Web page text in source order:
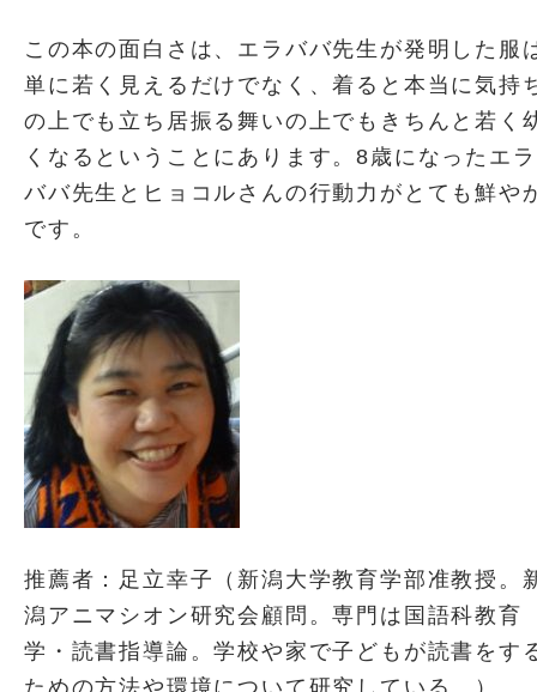
この本の面白さは、エラババ先生が発明した服
単に若く見えるだけでなく、着ると本当に気持
の上でも立ち居振る舞いの上でもきちんと若く
くなるということにあります。8歳になったエラ
ババ先生とヒョコルさんの行動力がとても鮮や
です。
推薦者：足立幸子（新潟大学教育学部准教授。
潟アニマシオン研究会顧問。専門は国語科教育
学・読書指導論。学校や家で子どもが読書をす